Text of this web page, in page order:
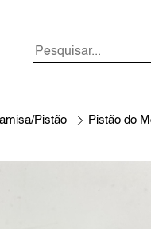
Pistão Pistão do